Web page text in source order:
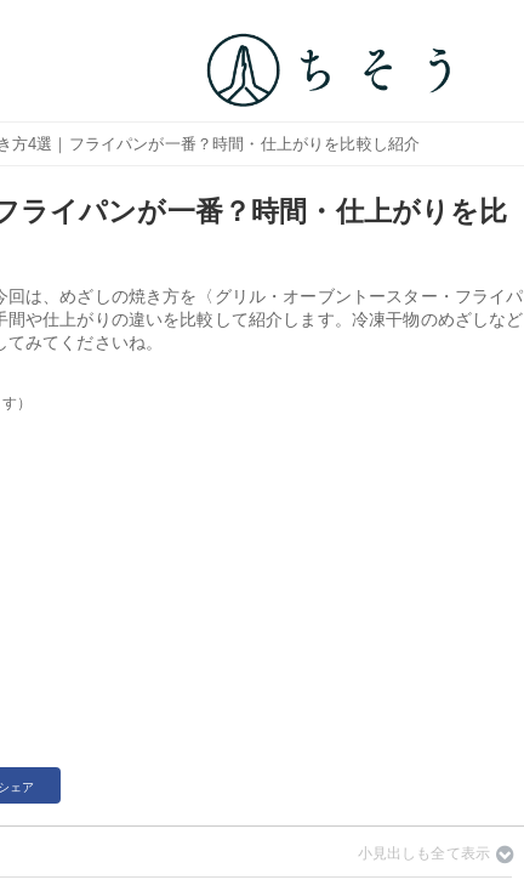
方4選｜フライパンが一番？時間・仕上がりを比較し紹介
ライパンが一番？時間・仕上がりを比
は、めざしの焼き方を〈グリル・オーブントースター・フライパ
や仕上がりの違いを比較して紹介します。冷凍干物のめざしなど
みてくださいね。
）
シェア